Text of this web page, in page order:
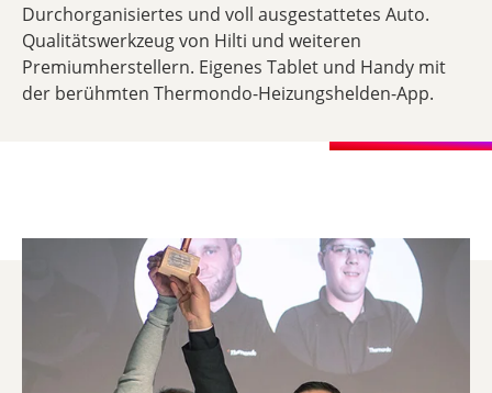
Durchorganisiertes und voll ausgestattetes Auto.
Qualitätswerkzeug von Hilti und weiteren
Premiumherstellern. Eigenes Tablet und Handy mit
der berühmten Thermondo-Heizungshelden-App.